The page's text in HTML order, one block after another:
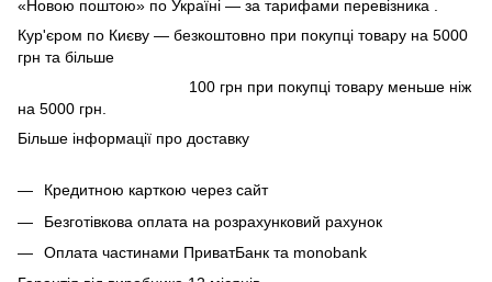
«Новою поштою» по Україні — за тарифами перевізника .
Кур'єром по Києву — безкоштовно при покупці товару на 5000
грн та більше
100 грн при покупці товару меньше ніж
на 5000 грн.
Більше інформації про доставку
Кредитною карткою через сайт
Безготівкова оплата на розрахунковий рахунок
Оплата частинами ПриватБанк та monobank